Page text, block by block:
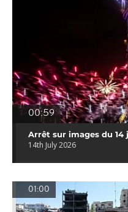
00:59
Arrêt sur images du 14
14th July 2026
01:00